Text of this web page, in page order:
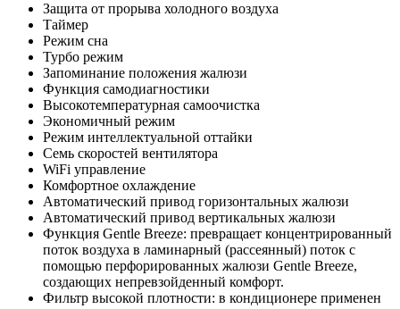
Защита от прорыва холодного воздуха
Таймер
Режим сна
Турбо режим
Запоминание положения жалюзи
Функция самодиагностики
Высокотемпературная самоочистка
Экономичный режим
Режим интеллектуальной оттайки
Семь скоростей вентилятора
WiFi управление
Комфортное охлаждение
Автоматический привод горизонтальных жалюзи
Автоматический привод вертикальных жалюзи
Функция Gentle Breeze: превращает концентрированный
поток воздуха в ламинарный (рассеянный) поток с
помощью перфорированных жалюзи Gentle Breeze,
создающих непревзойденный комфорт.
Фильтр высокой плотности: в кондиционере применен